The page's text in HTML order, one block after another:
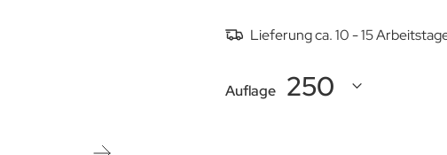
Lieferung ca. 10 - 15
Auflage